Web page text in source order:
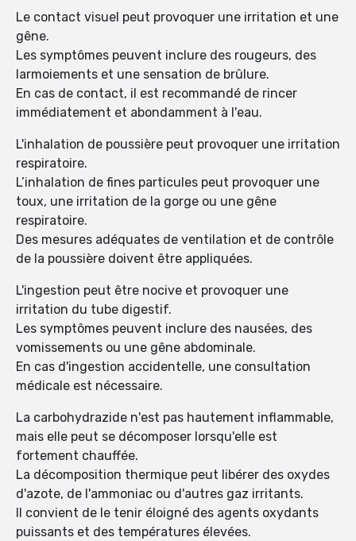
Le contact visuel peut provoquer une irritation et une
gêne.
Les symptômes peuvent inclure des rougeurs, des
larmoiements et une sensation de brûlure.
En cas de contact, il est recommandé de rincer
immédiatement et abondamment à l'eau.
L'inhalation de poussière peut provoquer une irritation
respiratoire.
L’inhalation de fines particules peut provoquer une
toux, une irritation de la gorge ou une gêne
respiratoire.
Des mesures adéquates de ventilation et de contrôle
de la poussière doivent être appliquées.
L'ingestion peut être nocive et provoquer une
irritation du tube digestif.
Les symptômes peuvent inclure des nausées, des
vomissements ou une gêne abdominale.
En cas d'ingestion accidentelle, une consultation
médicale est nécessaire.
La carbohydrazide n'est pas hautement inflammable,
mais elle peut se décomposer lorsqu'elle est
fortement chauffée.
La décomposition thermique peut libérer des oxydes
d'azote, de l'ammoniac ou d'autres gaz irritants.
Il convient de le tenir éloigné des agents oxydants
puissants et des températures élevées.